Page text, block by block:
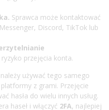
Sprawca może kontaktować
Discord, TikTok lub
przejęcia konta.
używać tego samego
z grami. Przejęcie
hasła do wielu innych usług.
haseł i włączyć 2FA, najlepiej